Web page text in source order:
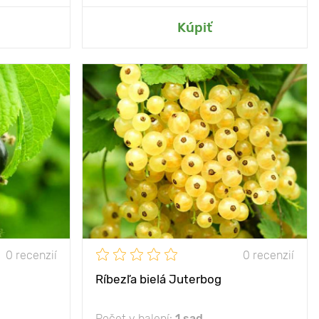
Kúpiť
Pridať do mojej záhrady
0 recenzií
- 30°С
30 - 40 cm
P9
ovocie so
chuťou
- 200 cm
polotieň
0 recenzií
Ríbezľa bielá Juterbog
Mrazuvzdornosť - 35°С
Hĺbka výsadby 30 - 40 cm
Vlastnosti
vysoký obsah
vitamínov
Výška rastliny 100 - 150 cm
Vzdialenosť medzi
rastlinami
100 - 150 cm
Poloha slnko, polotieň